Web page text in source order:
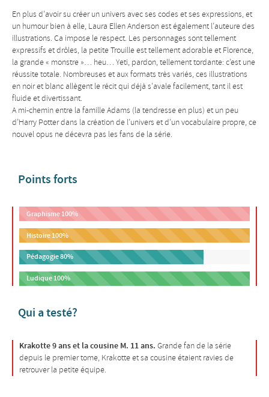
En plus d’avoir su créer un univers avec ses codes et ses expressions, et
un humour bien à elle, Laura Ellen Anderson est également l’auteure des
illustrations. Ca impose le respect. Les personnages sont tellement
expressifs et drôles, la petite Trouille est tellement adorable et Florence,
la grande « monstre »… heu… Yeti, pardon, tellement tordante: c’est une
réussite totale. Nombreuses et aux formats très variés, ces illustrations
en noir et blanc allègent le récit qui déjà s’avale facilement, tant il est
fluide et divertissant.
A mi-chemin entre la famille Adams (la tendresse en plus) et un peu
d’Harry Potter dans la création de l’univers et d’un vocabulaire propre, ce
nouvel opus ne décevra pas les fans de la série.
Points forts
Graphisme100%
Histoire100%
Pédagogie80%
Ludique100%
Qui a testé?
Krakotte 9 ans et la cousine M. 11 ans. Grande fan de la série
depuis le premier tome, Krakotte et sa cousine étaient ravies de
retrouver la petite équipe.